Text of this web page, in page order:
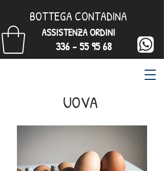
ASSISTENZA ORDINI
336 - 55 95 68
BOTTEGA CONTADINA
UOVA